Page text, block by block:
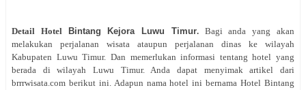
Detail Hotel Bintang Kejora Luwu Timur. Bagi anda yang akan
melakukan perjalanan wisata ataupun perjalanan dinas ke wilayah
Kabupaten Luwu Timur. Dan memerlukan informasi tentang hotel yang
berada di wilayah Luwu Timur. Anda dapat menyimak artikel dari
brrrwisata.com berikut ini. Adapun nama hotel ini bernama Hotel Bintang